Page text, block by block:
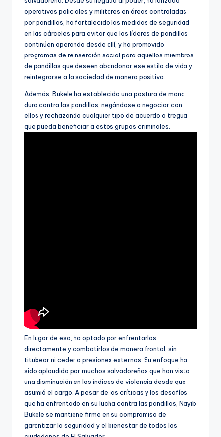
operativos policiales y militares en áreas controladas
por pandillas, ha fortalecido las medidas de seguridad
en las cárceles para evitar que los líderes de pandillas
continúen operando desde allí, y ha promovido
programas de reinserción social para aquellos miembros
de pandillas que deseen abandonar ese estilo de vida y
reintegrarse a la sociedad de manera positiva.
Además, Bukele ha establecido una postura de mano
dura contra las pandillas, negándose a negociar con
ellos y rechazando cualquier tipo de acuerdo o tregua
que pueda beneficiar a estos grupos criminales.
En lugar de eso, ha optado por enfrentarlos
directamente y combatirlos de manera frontal, sin
titubear ni ceder a presiones externas. Su enfoque ha
sido aplaudido por muchos salvadoreños que han visto
una disminución en los índices de violencia desde que
asumió el cargo. A pesar de las críticas y los desafíos
que ha enfrentado en su lucha contra las pandillas, Nayib
Bukele se mantiene firme en su compromiso de
garantizar la seguridad y el bienestar de todos los